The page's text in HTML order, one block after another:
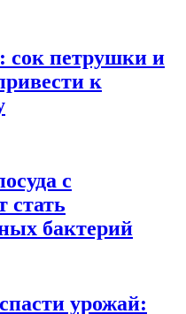
петрушки и
к
с
стать
бактерий
урожай: